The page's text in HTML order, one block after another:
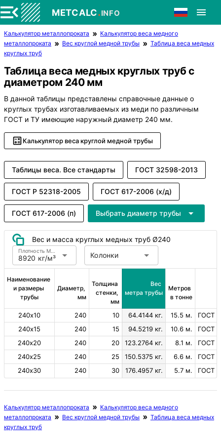
METCALC.INFO
Калькулятор металлопроката
Калькулятор веса медного
металлопроката
Вес круглой медной трубы
Таблица веса медных
круглых труб
Таблица веса медных круглых труб с
диаметром 240 мм
В данной таблицы представлены справочные данные о
круглых трубах изготавливаемых из меди по различным
ГОСТ и ТУ имеющие наружный диаметр 240 мм.
Калькулятор веса круглой медной трубы
Таблицы веса. Все стандарты ГОСТ 32598-2013
ГОСТ Р 52318-2005 ГОСТ 617-2006 (х/д)
ГОСТ 617-2006 (п) Выбрать диаметр трубы
Вес и масса круглых медных труб Ø240
8920 кг/м³
Плотность Медь Колонки
Наименование
и размеры
трубы
Диаметр,
мм
Толщина
стенки,
мм
Вес
метра трубы
Метров
в тонне
240х10 240 10 64.4144 кг. 15.5 м.
ГОСТ
240х15
240 15 94.5219 кг. 10.6 м.
ГОСТ
240х20
240 20 123.2764 кг. 8.1 м.
ГОСТ
240х25
240 25 150.5375 кг. 6.6 м.
ГОСТ
240х30
240 30 176.4957 кг. 5.7 м. ГОСТ
Калькулятор металлопроката
Калькулятор веса медного
металлопроката
Вес круглой медной трубы
Таблица веса медных
круглых труб